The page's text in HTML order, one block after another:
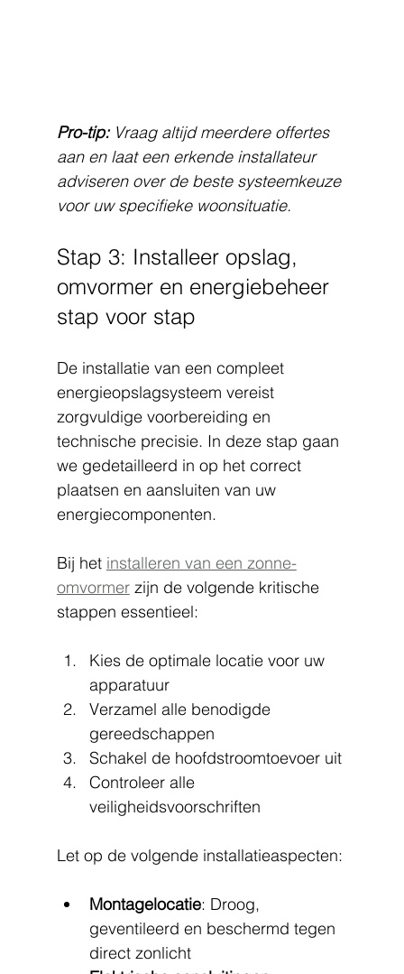
Pro-tip: Vraag altijd meerdere offertes
aan en laat een erkende installateur
adviseren over de beste systeemkeuze
voor uw specifieke woonsituatie.
Stap 3: Installeer opslag,
omvormer en energiebeheer
stap voor stap
De installatie van een compleet
energieopslagsysteem vereist
zorgvuldige voorbereiding en
technische precisie. In deze stap gaan
we gedetailleerd in op het correct
plaatsen en aansluiten van uw
energiecomponenten.
Bij het installeren van een zonne-
omvormer zijn de volgende kritische
stappen essentieel:
Kies de optimale locatie voor uw
apparatuur
Verzamel alle benodigde
gereedschappen
Schakel de hoofdstroomtoevoer uit
Controleer alle
veiligheidsvoorschriften
Let op de volgende installatieaspecten:
Montagelocatie: Droog,
geventileerd en beschermd tegen
direct zonlicht